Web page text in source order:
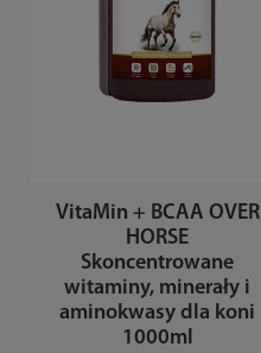
VitaMin + BCAA OVER
HORSE
Skoncentrowane
witaminy, minerały i
aminokwasy dla koni
1000ml